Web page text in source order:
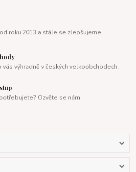
roku 2013 a stále se zlepšujeme.
vás výhradně v českých velkoobchodech.
Ozvěte se nám.